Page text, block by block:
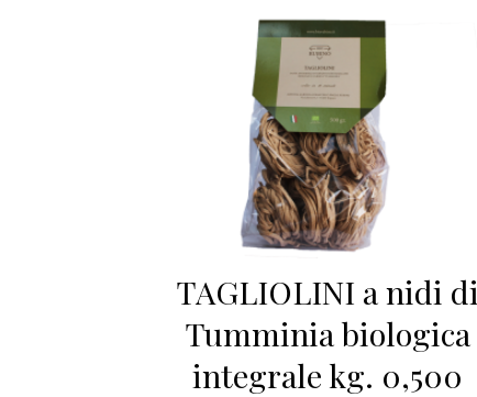
TAGLIOLINI a nidi di
Tumminia biologica
integrale kg. 0,500